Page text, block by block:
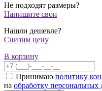
Не подходят размеры?
Напишите свои
Нашли дешевле?
Снизим цену
В корзину
Принимаю политику
на обработку персональных